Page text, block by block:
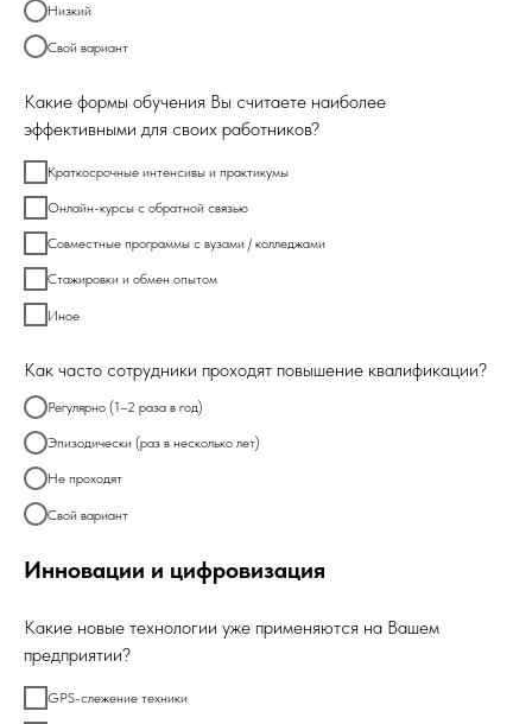
Низкий
Свой вариант
Какие формы обучения Вы считаете наиболее
эффективными для своих работников?
Краткосрочные интенсивы и практикумы
Онлайн-курсы с обратной связью
Совместные программы с вузами / колледжами
Стажировки и обмен опытом
Иное
Как часто сотрудники проходят повышение квалификации?
Регулярно (1–2 раза в год)
Эпизодически (раз в несколько лет)
Не проходят
Свой вариант
Инновации и цифровизация
Какие новые технологии уже применяются на Вашем
предприятии?
GPS-слежение техники